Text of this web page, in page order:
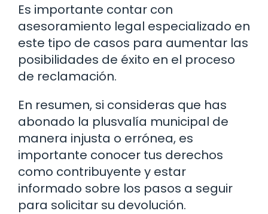
Es importante contar con
asesoramiento legal especializado en
este tipo de casos para aumentar las
posibilidades de éxito en el proceso
de reclamación.
En resumen, si consideras que has
abonado la plusvalía municipal de
manera injusta o errónea, es
importante conocer tus derechos
como contribuyente y estar
informado sobre los pasos a seguir
para solicitar su devolución.